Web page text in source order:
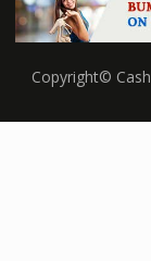
Copyright©